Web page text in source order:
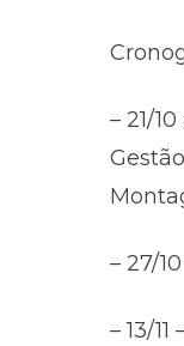
– 21/
– 27/
– 13/